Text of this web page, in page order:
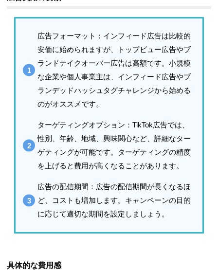
広告フォーマット ：インフィード広告は比較的
安価に始められますが、トップビュー広告やブ
ランドテイクオーバー広告は高額です。小規模
な企業や個人事業主は、インフィード広告やブ
ランデッドハッシュタグチャレンジから始める
のがオススメです。
ターゲティングオプション ：TikTok広告では、
性別、年齢、地域、興味関心など、詳細なター
ゲティングが可能です。ターゲティングの精度
を上げると費用が高くなることがあります。
広告の配信期間 ：広告の配信期間が長くなるほ
ど、コストも増加します。キャンペーンの目的
に応じて適切な期間を設定しましょう。
具体的な費用感